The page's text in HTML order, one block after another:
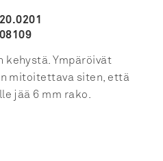
kehystä. Ympäröivät
mitoitettava siten, että
jää 6 mm rako.